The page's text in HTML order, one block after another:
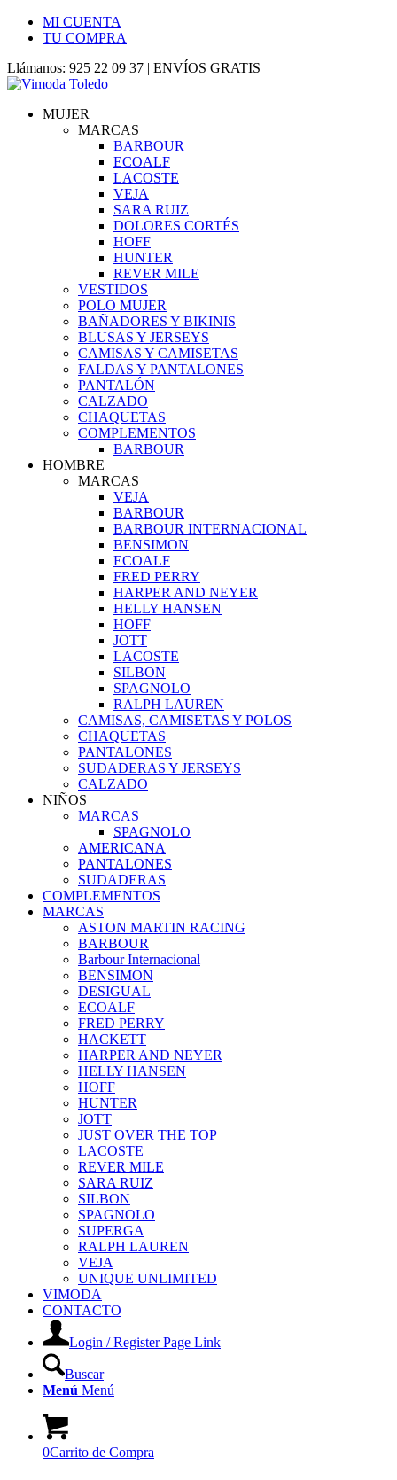
MI CUENTA
TU COMPRA
Llámanos: 925 22 09 37 | ENVÍOS GRATIS
MUJER
MARCAS
BARBOUR
ECOALF
LACOSTE
VEJA
SARA RUIZ
DOLORES CORTÉS
HOFF
HUNTER
REVER MILE
VESTIDOS
POLO MUJER
BAÑADORES Y BIKINIS
BLUSAS Y JERSEYS
CAMISAS Y CAMISETAS
FALDAS Y PANTALONES
PANTALÓN
CALZADO
CHAQUETAS
COMPLEMENTOS
BARBOUR
HOMBRE
MARCAS
VEJA
BARBOUR
BARBOUR INTERNACIONAL
BENSIMON
ECOALF
FRED PERRY
HARPER AND NEYER
HELLY HANSEN
HOFF
JOTT
LACOSTE
SILBON
SPAGNOLO
RALPH LAUREN
CAMISAS, CAMISETAS Y POLOS
CHAQUETAS
PANTALONES
SUDADERAS Y JERSEYS
CALZADO
NIÑOS
MARCAS
SPAGNOLO
AMERICANA
PANTALONES
SUDADERAS
COMPLEMENTOS
MARCAS
ASTON MARTIN RACING
BARBOUR
Barbour Internacional
BENSIMON
DESIGUAL
ECOALF
FRED PERRY
HACKETT
HARPER AND NEYER
HELLY HANSEN
HOFF
HUNTER
JOTT
JUST OVER THE TOP
LACOSTE
REVER MILE
SARA RUIZ
SILBON
SPAGNOLO
SUPERGA
RALPH LAUREN
VEJA
UNIQUE UNLIMITED
VIMODA
CONTACTO
Login / Register Page Link
Buscar
Menú Menú
0Carrito de Compra